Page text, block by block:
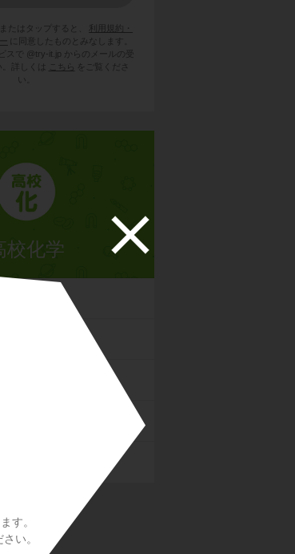
す。
い。
たはタップすると、
利用規約・
に同意したものとみなします。
スで @try-it.jp からのメールの受
詳しくは
こちら
をご覧くださ
い。
校化学
衡